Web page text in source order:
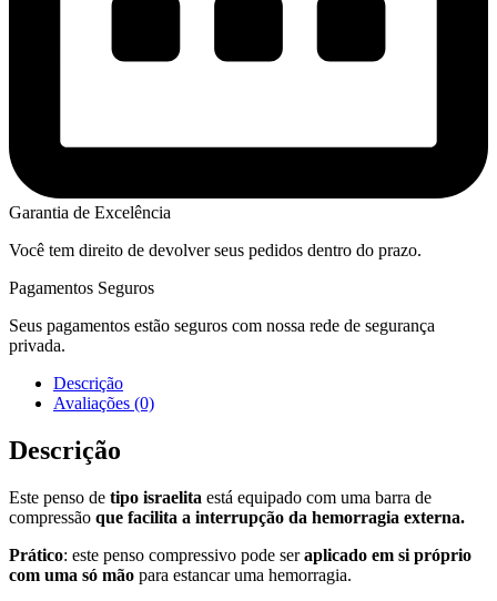
Garantia de Excelência
Você tem direito de devolver seus pedidos dentro do prazo.
Pagamentos Seguros
Seus pagamentos estão seguros com nossa rede de segurança
privada.
Descrição
Avaliações (0)
Descrição
Este penso de tipo israelita está equipado com uma barra de
compressão que facilita a interrupção da hemorragia externa.
Prático: este penso compressivo pode seraplicado em si próprio
com uma só mão para estancar uma hemorragia.